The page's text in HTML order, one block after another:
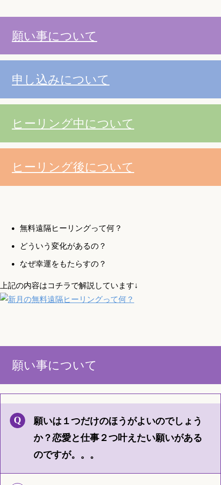
願い事について
申し込みについて
ヒーリング中について
ヒーリング後について
無料遠隔ヒーリングって何？
どういう変化があるの？
なぜ幸運をもたらすの？
上記の内容はコチラで解説しています↓
願い事について
願いは１つだけのほうがよいのでしょう
か？恋愛と仕事２つ叶えたい願いがある
のですが。。。